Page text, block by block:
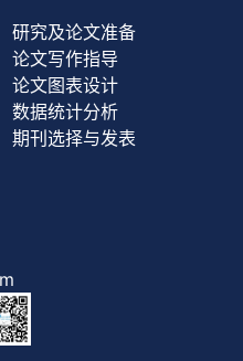
研究及论文准备
论文写作指导
论文图表设计
数据统计分析
期刊选择与发表